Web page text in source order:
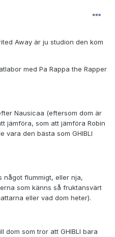
Away är ju studion den kom
med Pa Rappa the Rapper
Nausicaa (eftersom dom är
jämföra, som att jämföra Robin
vara den bästa som GHIBLI
något flummigt, eller nja,
som känns så fruktansvärt
eller vad dom heter).
dom som tror att GHIBLI bara